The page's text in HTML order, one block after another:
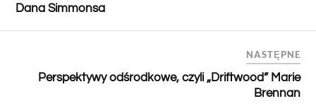
Dana Simmonsa
NASTĘPNE
Perspektywy odśrodkowe, czyli „Driftwood” Marie
Brennan